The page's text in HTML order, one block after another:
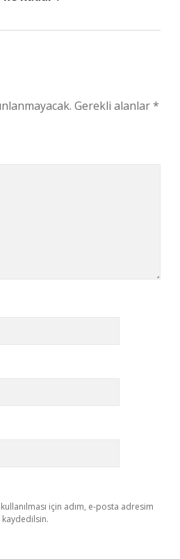
Gerekli alanlar*
için adım, e-posta adresim
kaydedilsin.